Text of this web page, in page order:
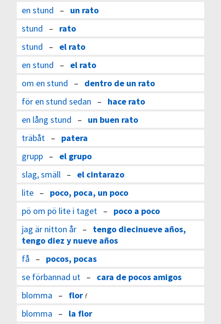
en stund – un rato
stund – rato
stund – el rato
en stund – el rato
om en stund – dentro de un rato
för en stund sedan – hace rato
en lång stund – un buen rato
träbåt– patera
grupp– el grupo
slag, smäll– el cintarazo
lite– poco, poca, un poco
pö om pö lite i taget– poco a poco
jag är nitton år– tengo diecinueve años,
tengo diez y nueve años
få – pocos, pocas
se förbannad ut– cara de pocos amigos
blomma – flor f
blomma – la flor